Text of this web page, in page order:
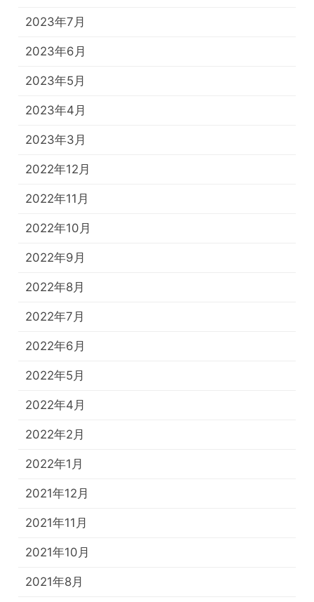
2023年7月
2023年6月
2023年5月
2023年4月
2023年3月
2022年12月
2022年11月
2022年10月
2022年9月
2022年8月
2022年7月
2022年6月
2022年5月
2022年4月
2022年2月
2022年1月
2021年12月
2021年11月
2021年10月
2021年8月